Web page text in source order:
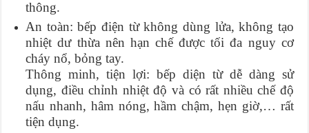
thông.
An toàn: bếp điện từ không dùng lửa, không tạo
nhiệt dư thừa nên hạn chế được tối đa nguy cơ
cháy nổ, bỏng tay.
Thông minh, tiện lợi: bếp diện từ dễ dàng sử
dụng, điều chỉnh nhiệt độ và có rất nhiều chế độ
nấu nhanh, hâm nóng, hầm chậm, hẹn giờ,… rất
tiện dụng.